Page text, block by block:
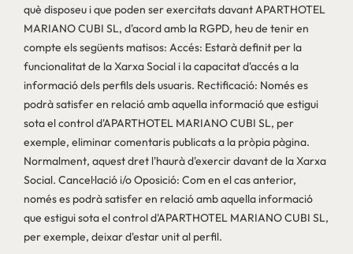
què disposeu i que poden ser exercitats davant APARTHOTEL
MARIANO CUBI SL, d'acord amb la RGPD, heu de tenir en
compte els següents matisos: Accés: Estarà definit per la
funcionalitat de la Xarxa Social i la capacitat d'accés a la
informació dels perfils dels usuaris. Rectificació: Només es
podrà satisfer en relació amb aquella informació que estigui
sota el control d'APARTHOTEL MARIANO CUBI SL, per
exemple, eliminar comentaris publicats a la pròpia pàgina.
Normalment, aquest dret l'haurà d'exercir davant de la Xarxa
Social. Cancel·lació i/o Oposició: Com en el cas anterior,
només es podrà satisfer en relació amb aquella informació
que estigui sota el control d'APARTHOTEL MARIANO CUBI SL,
per exemple, deixar d'estar unit al perfil.